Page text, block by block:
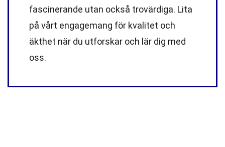
fascinerande utan också trovärdiga. Lita
på vårt engagemang för kvalitet och
äkthet när du utforskar och lär dig med
oss.